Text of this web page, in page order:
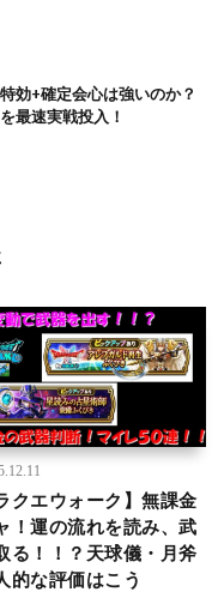
効+確定会心は強いのか？
最速実戦投入！
クエウォーク】無課金
！運の流れを読み、武
る！！？天球儀・月斧
的な評価はこう